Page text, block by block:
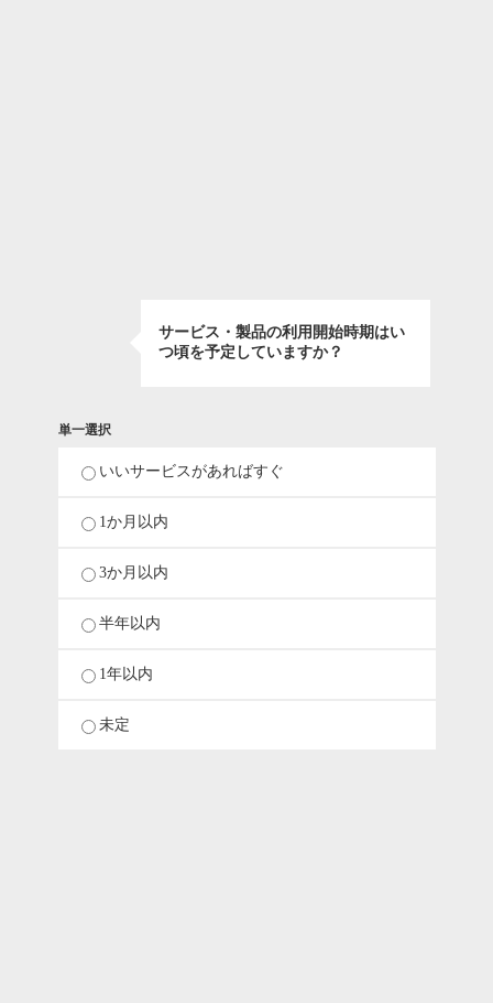
サービス・製品の利用開始時期はい
つ頃を予定していますか？
単一選択
いいサービスがあればすぐ
1か月以内
3か月以内
半年以内
1年以内
未定